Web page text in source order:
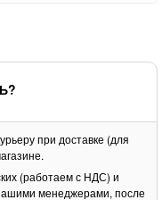
при доставке (для
(работаем с НДС) и
менеджерами, после